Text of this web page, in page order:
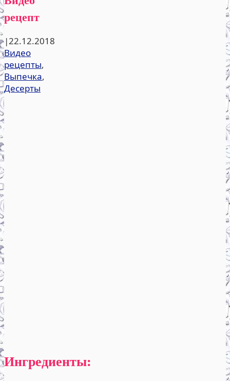
рецепт
|22.12.2018
Видео
рецепты,
Выпечка,
Десерты
Ингредиенты: